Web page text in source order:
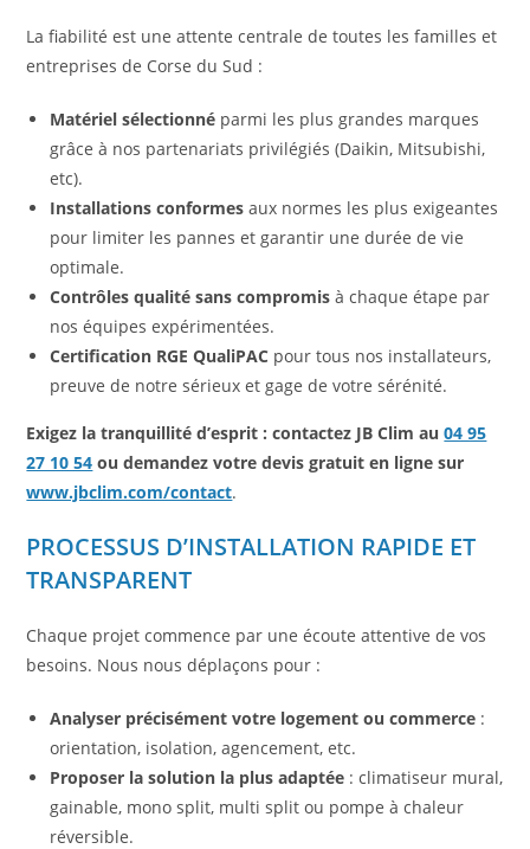
La fiabilité est une attente centrale de toutes les familles et
entreprises de Corse du Sud :
Matériel sélectionné parmi les plus grandes marques
grâce à nos partenariats privilégiés (Daikin, Mitsubishi,
etc).
Installations conformes aux normes les plus exigeantes
pour limiter les pannes et garantir une durée de vie
optimale.
Contrôles qualité sans compromis à chaque étape par
nos équipes expérimentées.
Certification RGE QualiPAC pour tous nos installateurs,
preuve de notre sérieux et gage de votre sérénité.
Exigez la tranquillité d’esprit : contactez JB Clim au04 95
27 10 54 ou demandez votre devis gratuit en ligne sur
www.jbclim.com/contact.
PROCESSUS D’INSTALLATION RAPIDE ET
TRANSPARENT
Chaque projet commence par une écoute attentive de vos
besoins. Nous nous déplaçons pour :
Analyser précisément votre logement ou commerce :
orientation, isolation, agencement, etc.
Proposer la solution la plus adaptée : climatiseur mural,
gainable, mono split, multi split ou pompe à chaleur
réversible.